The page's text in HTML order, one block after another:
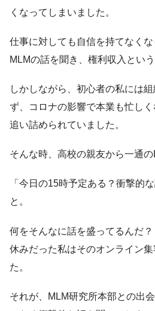
くなってしまいました。
仕事に対しても自信を持てなく
MLMの話を聞き、権利収入とい
しかしながら、初心者の私には
ず、コロナの影響で本業も忙し
追い詰められていました。
そんな時、高校の親友から一通の
「今日の15時予定ある？衝撃的
と。
何をそんなに話を盛ってるんだ
休みだった私はそのオンライン
た。
それが、MLM研究所本部との出